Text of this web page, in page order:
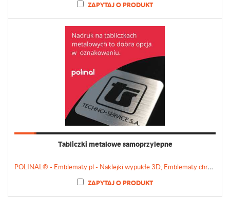
ZAPYTAJ O PRODUKT
Tabliczki metalowe samoprzylepne
POLINAL® - Emblematy.pl - Naklejki wypukłe 3D, Emblematy chromowane, Tabliczki, Etykiety
ZAPYTAJ O PRODUKT